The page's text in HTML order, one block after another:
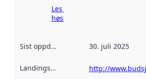
Les mer om
høsting her
Sist oppdatert 30. juli 2025
Landingsside http://